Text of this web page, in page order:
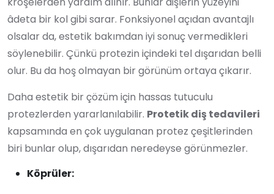
âdeta bir kol gibi sarar. Fonksiyonel açıdan avantajlı
olsalar da, estetik bakımdan iyi sonuç vermedikleri
söylenebilir. Çünkü protezin içindeki tel dışarıdan belli
olur. Bu da hoş olmayan bir görünüm ortaya çıkarır.
Daha estetik bir çözüm için hassas tutuculu
protezlerden yararlanılabilir. Protetik diş tedavileri
kapsamında en çok uygulanan protez çeşitlerinden
biri bunlar olup, dışarıdan neredeyse görünmezler.
Köprüler: